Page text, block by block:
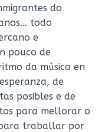
do
todo
e
pouco de
da música en
de
posibles e de
para mellorar o
traballar por